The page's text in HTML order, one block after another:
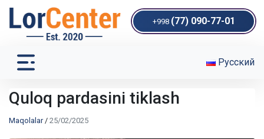
+998 (77) 090-77-01
Русский
Quloq pardasini tiklash
Maqolalar/ 25/02/2025